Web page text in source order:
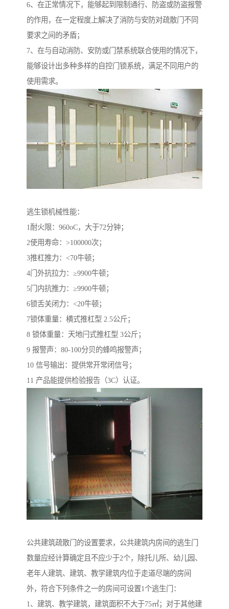
6、在正常情况下，能够起到限制通行、防盗或防盗报警
的作用，在一定程度上解决了消防与安防对疏散门不同
要求之间的矛盾；
7、在与自动消防、安防或门禁系统联合使用的情况下，
能够设计出多种多样的自控门锁系统，满足不同用户的
使用需求。
逃生锁机械性能：
1耐火限：960oC，大于72分钟；
2使用寿命：>100000次；
3推杠推力：<70牛顿；
4门外抗拉力：≥9900牛顿；
5门内抗推力：≥9900牛顿；
6锁舌关闭力：<20牛顿；
7锁体重量：横式推杠型 2.5公斤；
8 锁体重量：天地闩式推杠型 3公斤；
9 报警声：80-100分贝的蜂鸣报警声；
10 信号输出：提供常开常闭信号；
11 产品能提供检验报告（3C）认证。
公共建筑疏散门的设置要求，公共建筑内房间的逃生门
数量应经计算确定且不应少于2个，除托儿所、幼儿园、
老年人建筑、建筑、教学建筑内位于走道尽端的房间
外，符合下列条件之一的房间可设置1个逃生门：
1、建筑、教学建筑，建筑面积不大于75㎡；对于其他建